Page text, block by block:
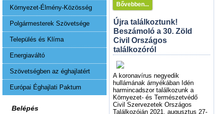
Környezet-Élmény-Közösség
Polgármesterek Szövetsége
Település és Klíma
Energiaváltó
Szövetségben az éghajlatért
Európai Éghajlati Paktum
Belépés
Bővebben...
Újra találkoztunk!
Beszámoló a 30. Zöld
Civil Országos
találkozóról
A koronavírus negyedik
hullámának árnyékában Idén
harmincadszor találkozunk a
Környezet- és Természetvédő
Civil Szervezetek Országos
Találkozóján 2021. augusztus 27-